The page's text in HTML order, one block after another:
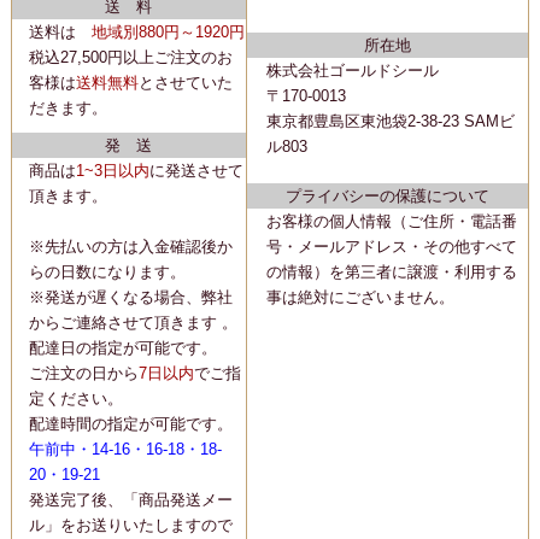
送 料
送料は 地域別880円～1920円
税込27,500円以上ご注文のお
客様は送料無料とさせていた
だきます。
発 送
商品は1~3日以内に発送させて
頂きます。
※先払いの方は入金確認後か
らの日数になります。
※発送が遅くなる場合、弊社
からご連絡させて頂きます 。
配達日の指定が可能です。
ご注文の日から7日以内でご指
定ください。
配達時間の指定が可能です。
午前中・14-16・16-18・18-
20・19-21
発送完了後、「商品発送メー
ル」をお送りいたしますので
所在地
株式会社ゴールドシール
〒170-0013
東京都豊島区東池袋2-38-23 SAMビ
ル803
プライバシーの保護について
お客様の個人情報（ご住所・電話番
号・メールアドレス・その他すべて
の情報）を第三者に譲渡・利用する
事は絶対にございません。